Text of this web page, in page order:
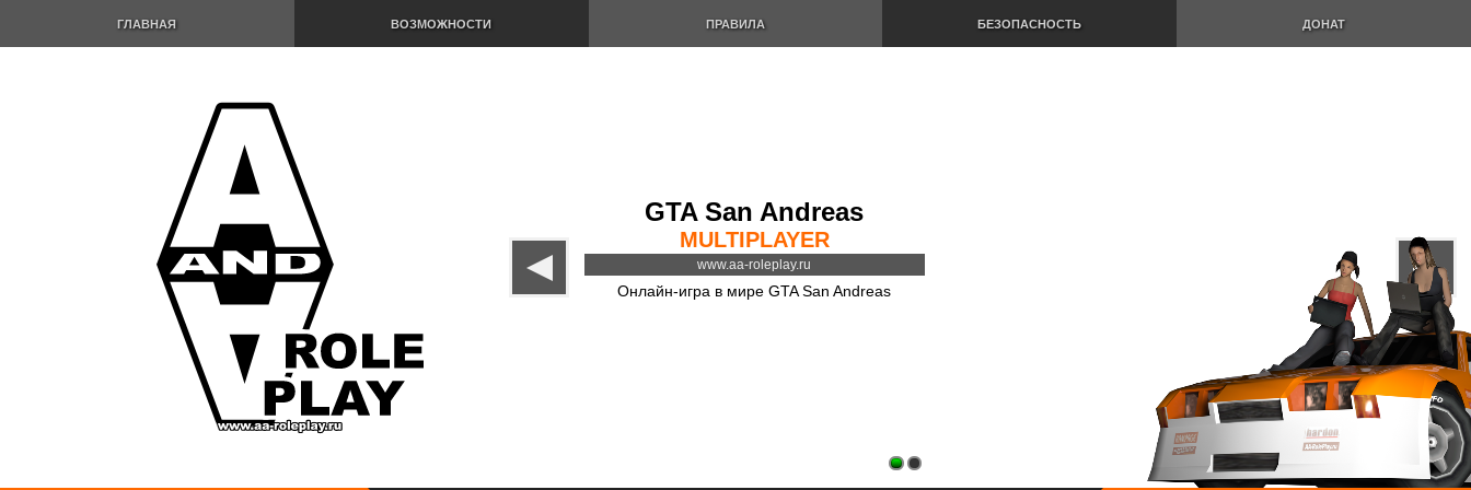
ГЛАВНАЯ ВОЗМОЖНОСТИ ПРАВИЛА БЕЗОПАСНОСТЬ ДОНАТ
GTA San Andreas
MULTIPLAYER
Онлайн-игра в мире GTA San Andreas
www.aa-roleplay.ru